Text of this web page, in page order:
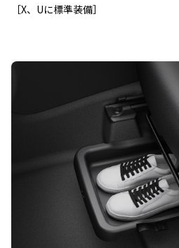
［X、Uに標準装備］